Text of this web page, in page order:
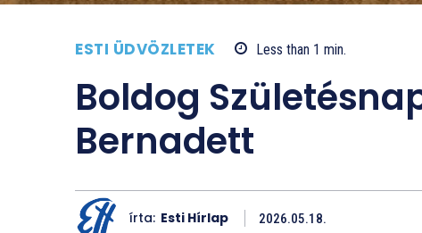
ESTI ÜDVÖZLETEK Less than 1 min.
Boldog
Bernadett
írta: Esti Hírlap 2026.05.18.